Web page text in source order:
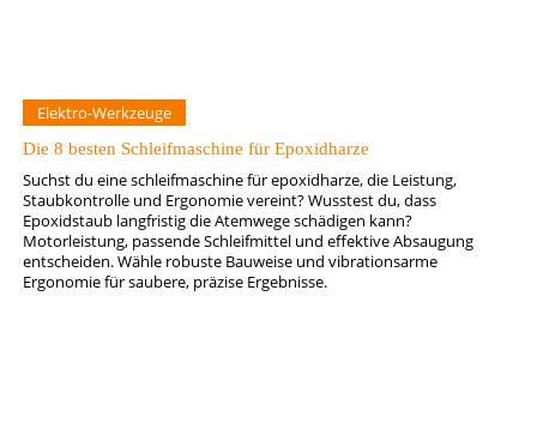
Elektro-Werkzeuge
Die 8 besten Schleifmaschine für Epoxidharze
Suchst du eine schleifmaschine für epoxidharze, die Leistung,
Staubkontrolle und Ergonomie vereint? Wusstest du, dass
Epoxidstaub langfristig die Atemwege schädigen kann?
Motorleistung, passende Schleifmittel und effektive Absaugung
entscheiden. Wähle robuste Bauweise und vibrationsarme
Ergonomie für saubere, präzise Ergebnisse.